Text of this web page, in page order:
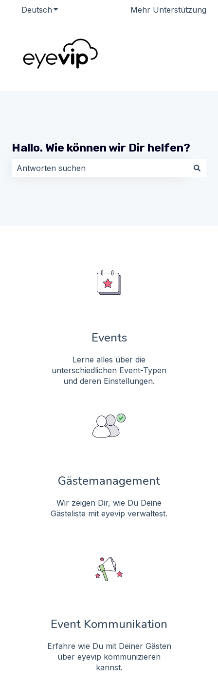
Deutsch Untermenü für Übersetzungen anzeigen
Mehr Unterstützung
Hallo. Wie können wir Dir helfen?
Events
Lerne alles über die
unterschiedlichen Event-Typen
und deren Einstellungen.
Gästemanagement
Wir zeigen Dir, wie Du Deine
Gästeliste mit eyevip verwaltest.
Event Kommunikation
Erfahre wie Du mit Deiner Gästen
über eyevip kommunizieren
kannst.